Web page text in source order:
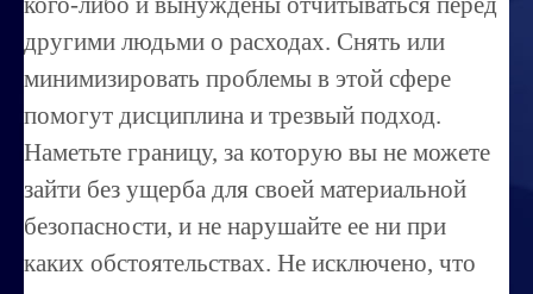
Магия денег
Ищем любовь
Порча ,сглаз
Усовершенствование личности
Перепрограммирование на счастье
другими людьми о расходах. Снять или
минимизировать проблемы в этой сфере
помогут дисциплина и трезвый подход.
Наметьте границу, за которую вы не можете
зайти без ущерба для своей материальной
безопасности, и не нарушайте ее ни при
каких обстоятельствах. Не исключено, что